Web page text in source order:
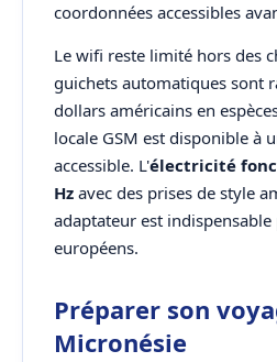
coordonnées accessibles
Le wifi reste limité hors des
guichets automatiques sont
dollars américains en
locale GSM est disponible à
accessible. L'électricité
Hz avec des prises de style
adaptateur est
européens.
Préparer son
Micronésie